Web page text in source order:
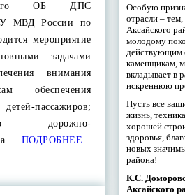
ОБ ДПС
МВД России по
мероприятие
задачами
внимания
обеспечения
пассажиров;
– дорожно-
ПОДРОБНЕЕ
Особую
отрасли –
Аксайского
молодому
действующим
каменщикам,
вкладывает в
искреннюю
Пусть все
жизнь,
хорошей
здоровья,
новых
района!
К.С.
Аксайского